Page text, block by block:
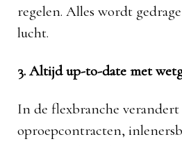
regelen. Alles wordt
lucht.
3. Altijd up-to-date met
In de flexbranche
oproepcontracten,